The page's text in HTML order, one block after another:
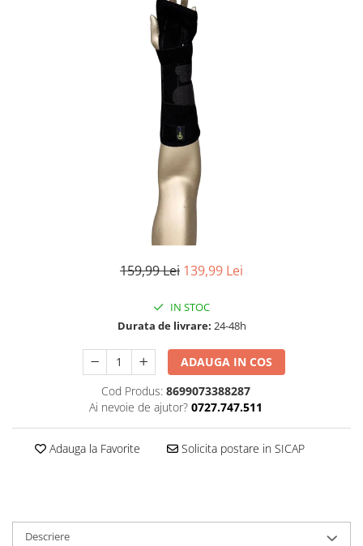
Ingrijire personala
Cantare corporale
Ingrjire faciala
Manichiura-pedichiura
Tratamente ingrjire corp
Irigatoare bucale
159,99 Lei 139,99 Lei
IN STOC
Durata de livrare: 24-48h
ADAUGA IN COS
Cod Produs: 8699073388287
Ai nevoie de ajutor? 0727.747.511
Adauga la Favorite Solicita postare in SICAP
Descriere